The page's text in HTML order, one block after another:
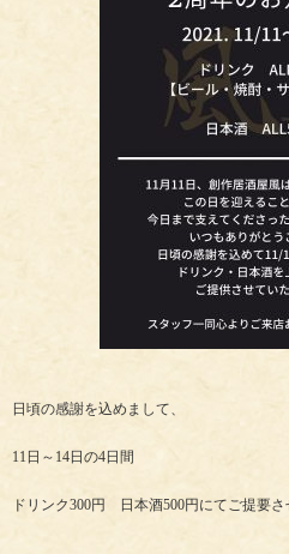
日頃の感謝を込めまして、
11日～14日の4日間
ドリンク300円 日本酒500円にてご提要